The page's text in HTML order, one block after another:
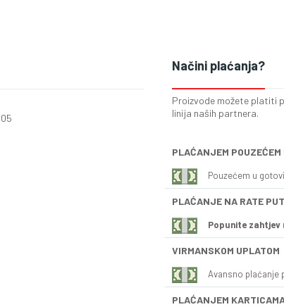
Načini plaćanja?
Proizvode možete platiti
linija naših partnera.
PLAĆANJEM POUZEĆEM
Pouzećem u
PLAĆANJE NA RATE
Popunite zahtjev
VIRMANSKOM UPLATOM
Avansno plaćanje
PLAĆANJEM